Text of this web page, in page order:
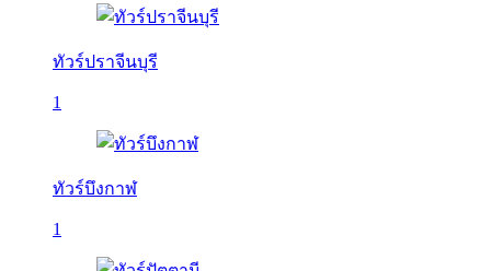
ทัวร์ปราจีนบุรี
1
ทัวร์บึงกาฬ
1